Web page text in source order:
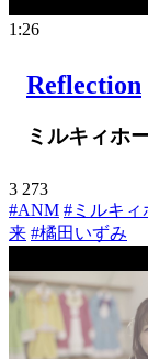
1:26
Reflection
ミルキィホ
3 273
#ANM #ミルキィ
来 #橘田いずみ